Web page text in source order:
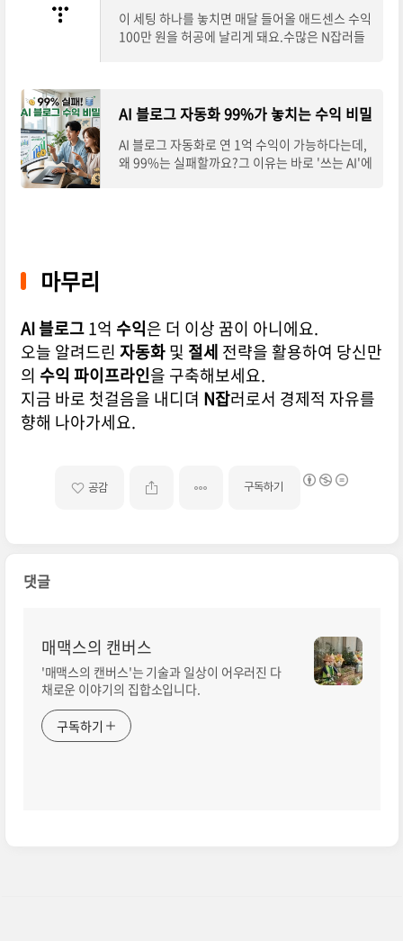
이 세팅 하나를 놓치면 매달 들어올 애드센스 수익
100만 원을 허공에 날리게 돼요.수많은 N잡러들
AI 블로그 자동화 99%가 놓치는 수익 비밀
AI 블로그 자동화로 연 1억 수익이 가능하다는데,
왜 99%는 실패할까요?그 이유는 바로 '쓰는 AI'에
마무리
AI 블로그1억 수익은 더 이상 꿈이 아니에요.
오늘 알려드린 자동화및 절세 전략을 활용하여 당신만
의 수익 파이프라인을 구축해보세요.
지금 바로 첫걸음을 내디뎌 N잡러로서 경제적 자유를
향해 나아가세요.
공감 구독하기
댓글
매맥스의 캔버스
'매맥스의 캔버스'는 기술과 일상이 어우러진 다
채로운 이야기의 집합소입니다.
구독하기